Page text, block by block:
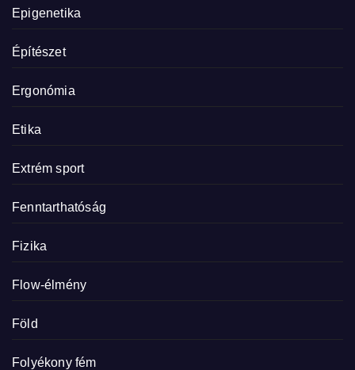
Epigenetika
Építészet
Ergonómia
Etika
Extrém sport
Fenntarthatóság
Fizika
Flow-élmény
Föld
Folyékony fém